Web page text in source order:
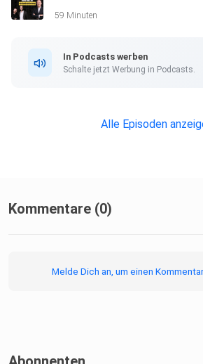
59 Minuten
In Podcasts werben
Schalte jetzt Werbung in Podcasts.
Alle Episoden
Kommentare (0)
Melde Dich an, um einen